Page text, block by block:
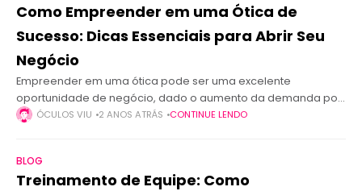
Como Empreender em uma Ótica de
Sucesso: Dicas Essenciais para Abrir Seu
Negócio
Empreender em uma ótica pode ser uma excelente
oportunidade de negócio, dado o aumento da demanda por
produtos de saúde ocular e a crescente conscientização
ÓCULOS VIU 2 ANOS ATRÁS CONTINUE LENDO
BLOG
Treinamento de Equipe: Como